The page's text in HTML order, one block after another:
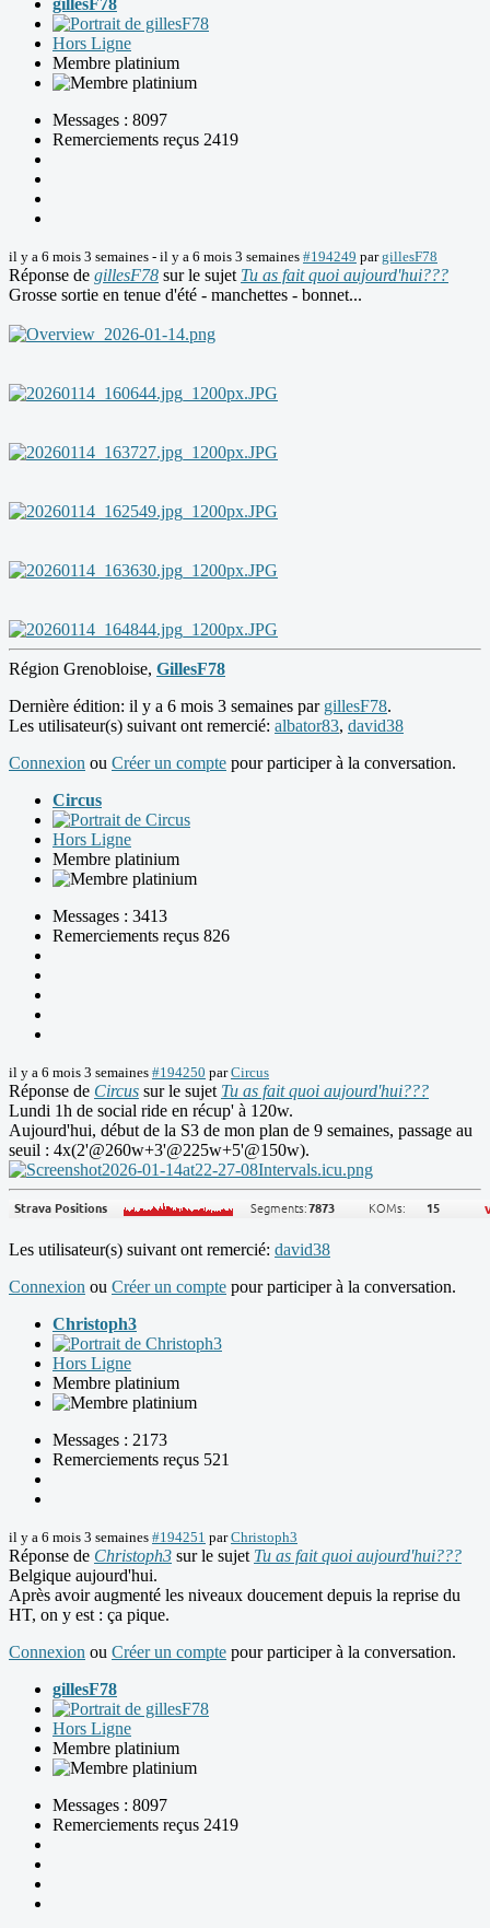
Hors Ligne
Membre platinium
Messages : 8097
Remerciements reçus 2419
il y a 6 mois 3 semaines - il y a 6 mois 3 semaines #194249 pargillesF78
Réponse de gillesF78 sur le sujet Tu as fait quoi aujourd'hui???
Grosse sortie en tenue d'été - manchettes - bonnet...
Région Grenobloise, GillesF78
Dernière édition: il y a 6 mois 3 semaines par gillesF78.
Les utilisateur(s) suivant ont remercié: albator83, david38
Connexion ou Créer un compte pour participer à la conversation.
Circus
Hors Ligne
Membre platinium
Messages : 3413
Remerciements reçus 826
il y a 6 mois 3 semaines #194250 parCircus
Réponse de Circus sur le sujet Tu as fait quoi aujourd'hui???
Lundi 1h de social ride en récup' à 120w.
Aujourd'hui, début de la S3 de mon plan de 9 semaines, passage au
seuil : 4x(2'@260w+3'@225w+5'@150w).
Les utilisateur(s) suivant ont remercié: david38
Connexion ou Créer un compte pour participer à la conversation.
Christoph3
Hors Ligne
Membre platinium
Messages : 2173
Remerciements reçus 521
il y a 6 mois 3 semaines #194251 parChristoph3
Réponse de Christoph3 sur le sujet Tu as fait quoi aujourd'hui???
Belgique aujourd'hui.
Après avoir augmenté les niveaux doucement depuis la reprise du
HT, on y est : ça pique.
Connexion ou Créer un compte pour participer à la conversation.
gillesF78
Hors Ligne
Membre platinium
Messages : 8097
Remerciements reçus 2419